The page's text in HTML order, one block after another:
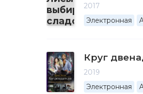
2017
Электронная
Круг
2019
Электронная